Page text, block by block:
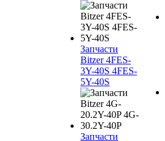
Запчасти
Bitzer 4FES-
3Y-40S 4FES-
5Y-40S
Запчасти